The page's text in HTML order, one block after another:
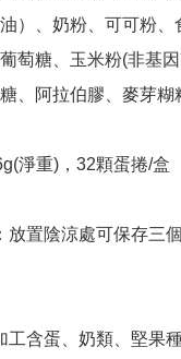
）、奶粉、可可粉
萄糖、玉米粉(非基
、阿拉伯膠、麥芽糊